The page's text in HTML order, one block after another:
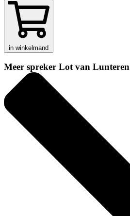
in winkelmand
Meer spreker Lot van Lunteren